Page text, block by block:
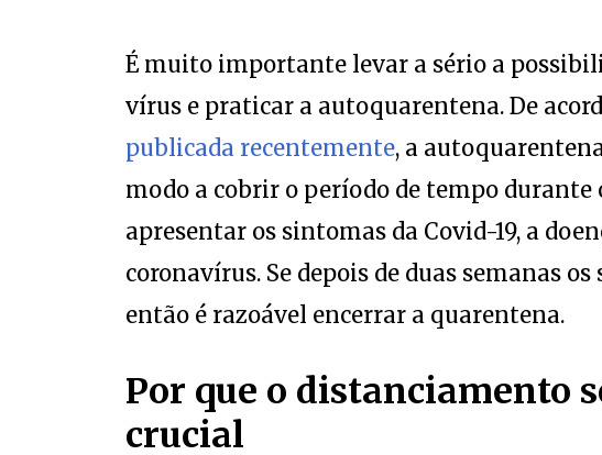
É muito importante levar a sério a
vírus e praticar a autoquarentena. De
publicada recentemente, a
modo a cobrir o período de tempo durante
apresentar os sintomas da Covid-19, a
coronavírus. Se depois de duas semanas
então é razoável encerrar a quarentena.
Por que o distanciamento
crucial